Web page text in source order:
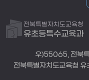
전북특별자치도교육청
유초등특수교육과
우)55065, 전북특
전북특별자치도교육청